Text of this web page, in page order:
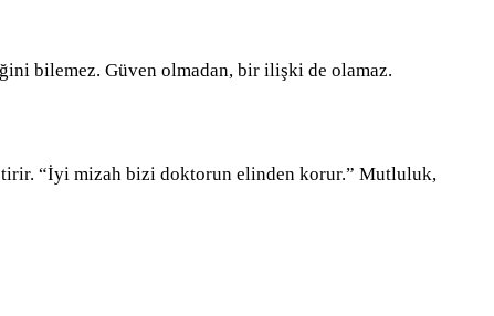
bilemez. Güven olmadan, bir ilişki de olamaz.
“İyi mizah bizi doktorun elinden korur.” Mutluluk,